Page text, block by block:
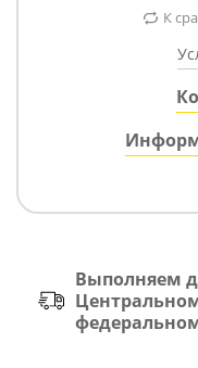
К
Выполняем